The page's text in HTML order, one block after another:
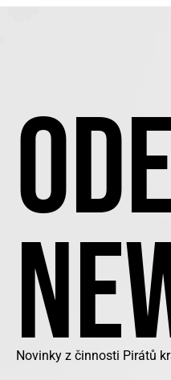
Novinky z činnosti Pirátů